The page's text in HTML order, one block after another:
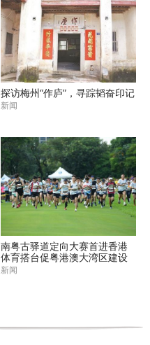
探访梅州“作庐”，寻踪韬奋印记
新闻
南粤古驿道定向大赛首进香港
体育搭台促粤港澳大湾区建设
新闻